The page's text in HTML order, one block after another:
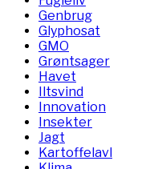
Genbrug
Glyphosat
GMO
Grøntsager
Havet
Iltsvind
Innovation
Insekter
Jagt
Kartoffelavl